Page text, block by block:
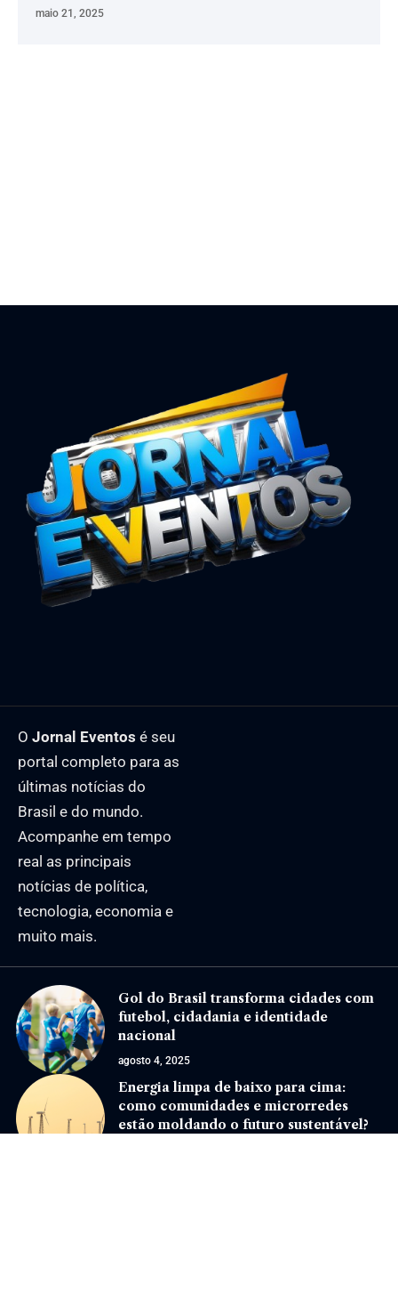
maio 21, 2025
O Jornal Eventos é seu
portal completo para as
últimas notícias do
Brasil e do mundo.
Acompanhe em tempo
real as principais
notícias de política,
tecnologia, economia e
muito mais.
Gol do Brasil transforma cidades com
futebol, cidadania e identidade
nacional
agosto 4, 2025
Energia limpa de baixo para cima:
como comunidades e microrredes
estão moldando o futuro sustentável?